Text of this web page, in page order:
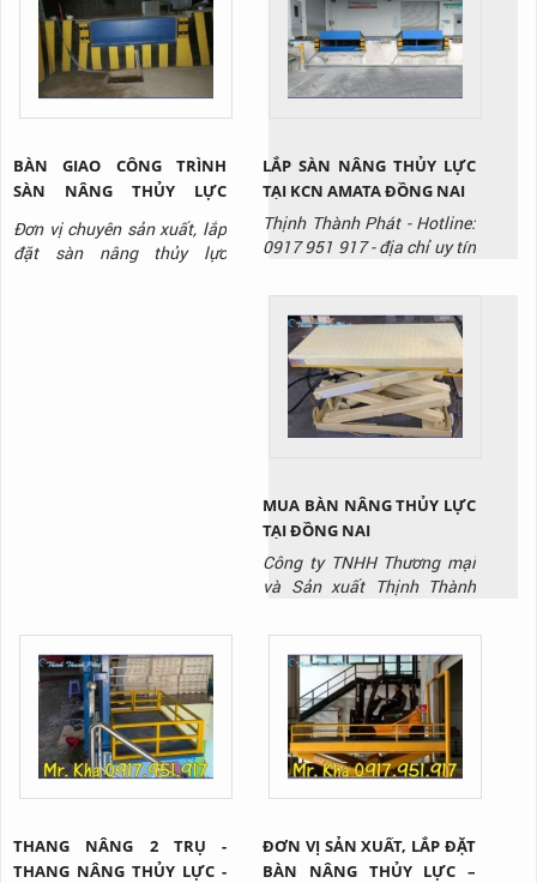
giá sản phẩm.
BÀN GIAO CÔNG TRÌNH
SÀN NÂNG THỦY LỰC
HYDRAULIC DOCK LEVELER
TẠI KCN BIÊN HÒA ĐỒNG
NAI
Đơn vị chuyên sản xuất, lắp
đặt sàn nâng thủy lực
LẮP SÀN NÂNG THỦY LỰC
TẠI KCN AMATA ĐỒNG NAI
Thịnh Thành Phát - Hotline:
0917 951 917 - địa chỉ uy tín
sàn nâng thủy lưc.
MUA BÀN NÂNG THỦY LỰC
TẠI ĐỒNG NAI
Công ty TNHH Thương mại
và Sản xuất Thịnh Thành
xuất dòng sản phẩm bàn
nâng thủy lực chất lượng
nhất trên thị trường hiện
nay.
THANG NÂNG 2 TRỤ -
THANG NÂNG THỦY LỰC -
ĐƠN VỊ SẢN XUẤT, LẮP ĐẶT
BÀN NÂNG THỦY LỰC –